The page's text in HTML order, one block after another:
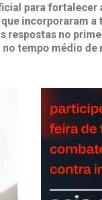
para fortalecer
incorporaram a
respostas no
tempo médio de